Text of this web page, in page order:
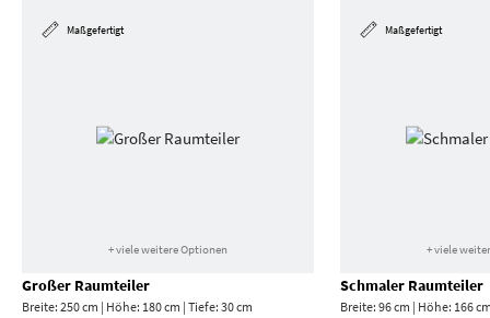
Maßgefertigt
+ viele weitere Optionen
Großer Raumteiler
Breite: 250 cm | Höhe: 180 cm | Tiefe: 30 cm
Maßgefertigt
+ viele
Schmaler Raumteiler
Breite: 96 cm | Höhe: 166